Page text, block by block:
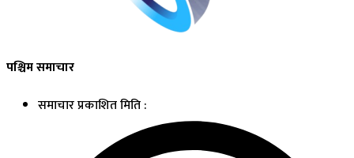
पश्चिम समाचार
समाचार प्रकाशित मिति :